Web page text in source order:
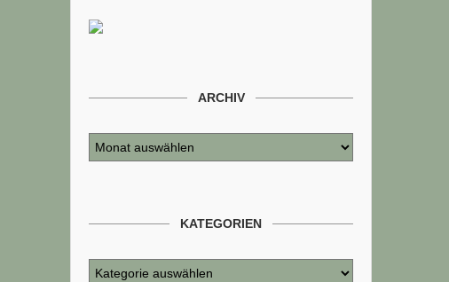
ARCHIV
KATEGORIEN